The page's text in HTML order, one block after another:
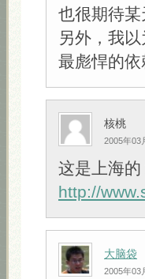
也很期待
另外，我
最彪悍的依
核桃
2005年03
这是上海
http://
大脑袋
2005年03